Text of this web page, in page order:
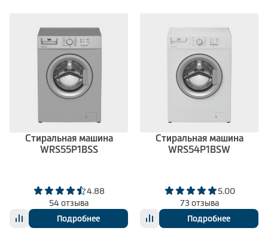
Стиральная машина
WRS55P1BSS
4.88
54 отзыва
Подробнее
Стиральная машина
WRS54P1BSW
5.00
73 отзыва
Подробнее